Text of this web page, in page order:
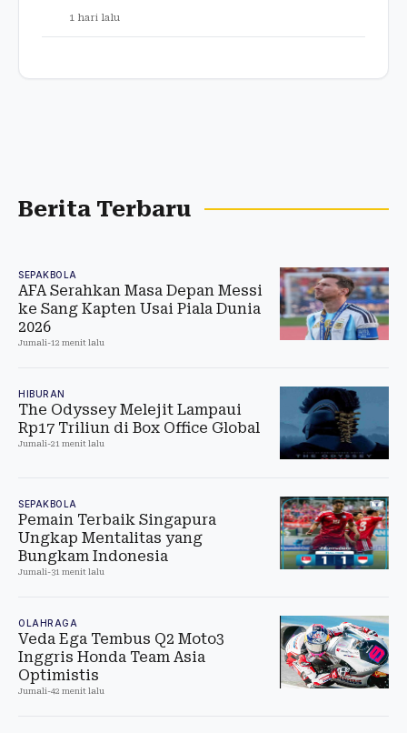
1 hari lalu
Berita Terbaru
SEPAKBOLA
AFA Serahkan Masa Depan Messi
ke Sang Kapten Usai Piala Dunia
2026
Jumali-12 menit lalu
HIBURAN
The Odyssey Melejit Lampaui
Rp17 Triliun di Box Office Global
Jumali-21 menit lalu
SEPAKBOLA
Pemain Terbaik Singapura
Ungkap Mentalitas yang
Bungkam Indonesia
Jumali-31 menit lalu
OLAHRAGA
Veda Ega Tembus Q2 Moto3
Inggris Honda Team Asia
Optimistis
Jumali-42 menit lalu